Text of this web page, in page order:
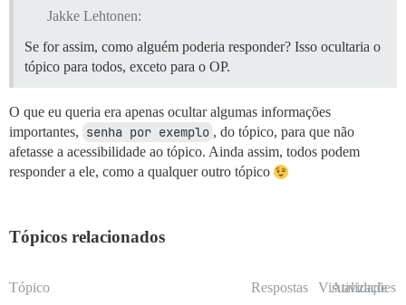
Jakke Lehtonen:
Se for assim, como alguém poderia responder? Isso ocultaria o
tópico para todos, exceto para o OP.
O que eu queria era apenas ocultar algumas informações
importantes, senha por exemplo , do tópico, para que não
afetasse a acessibilidade ao tópico. Ainda assim, todos podem
responder a ele, como a qualquer outro tópico
Tópicos relacionados
Tópico Respostas Visualizações
Atividade